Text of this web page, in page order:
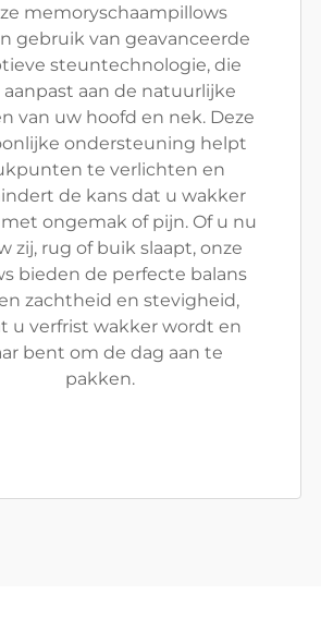
memoryschaampillows
gebruik van geavanceerde
steuntechnologie, die
aanpast aan de natuurlijke
van uw hoofd en nek. Deze
ondersteuning helpt
te verlichten en
de kans dat u wakker
ongemak of pijn. Of u nu
zij, rug of buik slaapt, onze
bieden de perfecte balans
zachtheid en stevigheid,
u verfrist wakker wordt en
bent om de dag aan te
pakken.